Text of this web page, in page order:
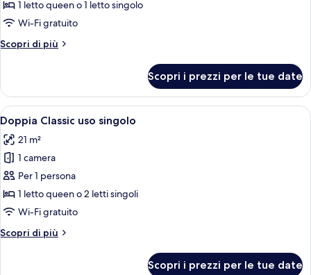
Doppia
Executive
1 letto queen o 1 letto singolo
Wi-Fi gratuito
Scopri di più
Altri
Executive
Scopri i prezzi per le tue date
Apri
tutte
le
foto
per
Doppia
Classic
singolo
Una camera d'albergo con un letto,
7
Doppia Classic uso singolo
21 m²
1 camera
Per 1 persona
1 letto queen o 2 letti singoli
Wi-Fi gratuito
Scopri di più
Altri
Scopri i prezzi per le tue date